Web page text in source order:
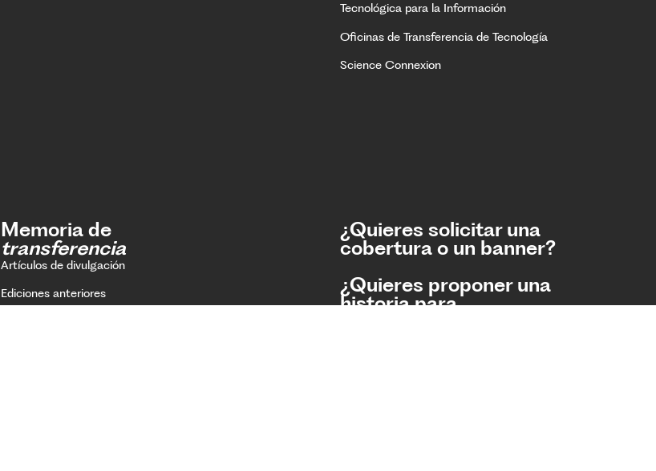
Tecnológica para la Información
Oficinas de Transferencia de Tecnología
Science Connexion
Memoria de
transferencia
Artículos de divulgación
Ediciones anteriores
¿Quieres solicitar una
cobertura o un banner?
¿Quieres proponer una
historia para